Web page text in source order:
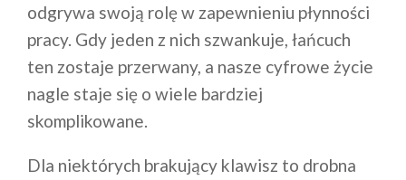
odgrywa swoją rolę w zapewnieniu płynności
pracy. Gdy jeden z nich szwankuje, łańcuch
ten zostaje przerwany, a nasze cyfrowe życie
nagle staje się o wiele bardziej
skomplikowane.
Dla niektórych brakujący klawisz to drobna